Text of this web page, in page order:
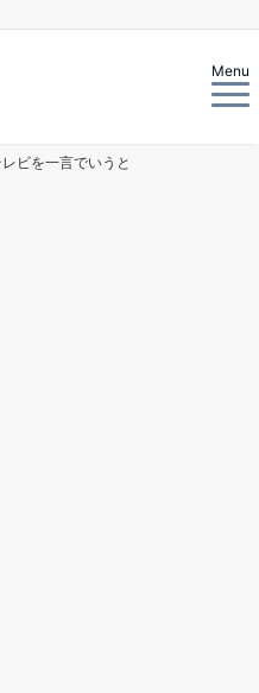
Menu
ビを一言でいうと